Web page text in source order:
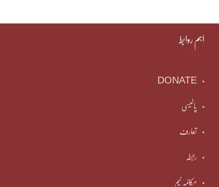
اہم روابط
DONATE
پالیسی
تعارف
رابطہ
مکالمہ ٹیم